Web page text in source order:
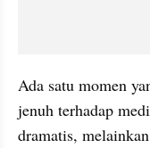
Ada satu momen
jenuh terhadap
dramatis,